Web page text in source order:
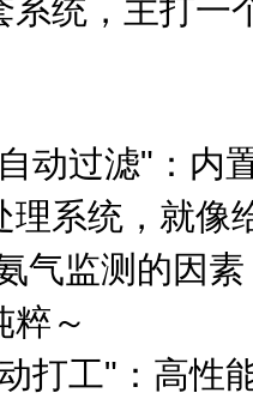
统，主打一
动过滤" ：内
理系统，就像
气监测的因
粹～
打工" ：高性